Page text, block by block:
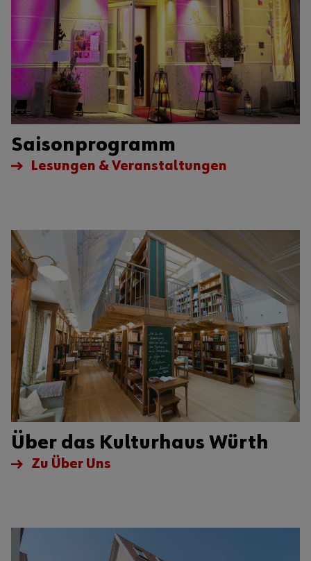
Saisonprogramm
Lesungen & Veranstaltungen
Über das Kulturhaus Würth
Zu Über Uns